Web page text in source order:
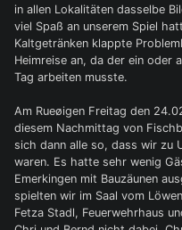
in allen Lokalitäten dasselbe
viel Spaß an unserem Spiel
Kaltgetränken klappte
Heimreise an, da der ein oder
Tag arbeiten musste.
Am Rueøigen Freitag den
diesem Nachmittag von
sich dann alle so, dass wir zu
waren. Es hatte sehr wenig
Emerkingen mit Bauzäunen
spielten wir im Saal vom
Fetza Stadl, Feuerwehrhaus